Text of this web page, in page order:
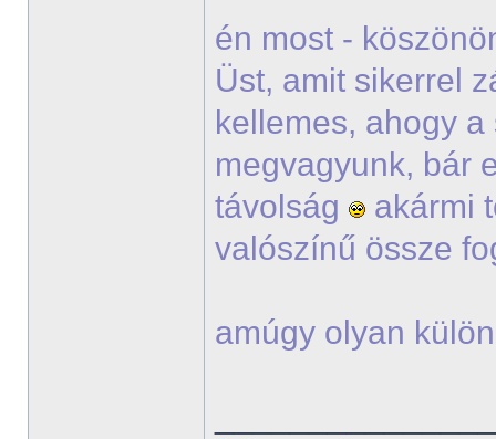
én most -
Üst, amit sikerrel
kellemes, ahogy
megvagyunk, bár
távolság
akármi
valószínű össze
amúgy olyan